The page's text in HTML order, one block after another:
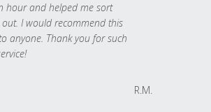
hour and helped me sort
out. I would recommend this
anyone. Thank you for such
R.M.